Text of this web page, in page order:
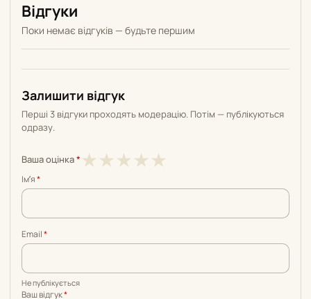
Відгуки
Поки немає відгуків — будьте першим
Залишити відгук
Перші 3 відгуки проходять модерацію. Потім — публікуються
одразу.
Ваша оцінка* ★
5
★4
5
★3
5
★2
5
★1
5
Імʼя*
Email*
Не публікується
Ваш відгук*